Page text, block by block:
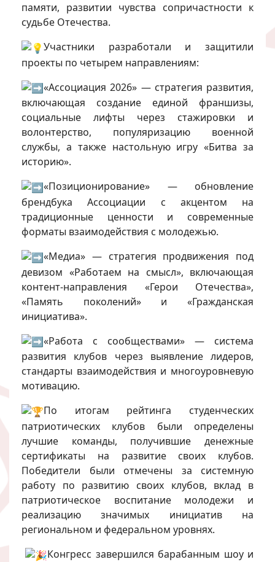
памяти, развитии чувства сопричастности к
судьбе Отечества.
Участники разработали и защитили
проекты по четырем направлениям:
«Ассоциация 2026» — стратегия развития,
включающая создание единой франшизы,
социальные лифты через стажировки и
волонтерство, популяризацию военной
службы, а также настольную игру «Битва за
историю».
«Позиционирование» — обновление
брендбука Ассоциации с акцентом на
традиционные ценности и современные
форматы взаимодействия с молодежью.
«Медиа» — стратегия продвижения под
девизом «Работаем на смысл», включающая
контент-направления «Герои Отечества»,
«Память поколений» и «Гражданская
инициатива».
«Работа с сообществами» — система
развития клубов через выявление лидеров,
стандарты взаимодействия и многоуровневую
мотивацию.
По итогам рейтинга студенческих
патриотических клубов были определены
лучшие команды, получившие денежные
сертификаты на развитие своих клубов.
Победители были отмечены за системную
работу по развитию своих клубов, вклад в
патриотическое воспитание молодежи и
реализацию значимых инициатив на
региональном и федеральном уровнях.
Конгресс завершился барабанным шоу и